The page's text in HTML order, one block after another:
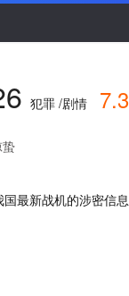
犯罪 /剧情 7.3
最新战机的涉密信